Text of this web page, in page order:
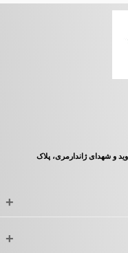
و شهدای ژاندارمری، پلاک
+
+